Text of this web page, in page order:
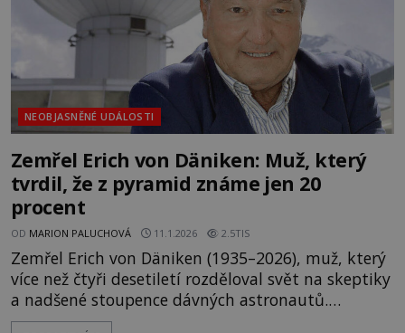
NEOBJASNĚNÉ UDÁLOSTI
Zemřel Erich von Däniken: Muž, který
tvrdil, že z pyramid známe jen 20
procent
OD MARION PALUCHOVÁ 11.1.2026 2.5TIS
Zemřel Erich von Däniken (1935–2026), muž, který
více než čtyři desetiletí rozděloval svět na skeptiky
a nadšené stoupence dávných astronautů.
Švýcarský záhadolog proslul teorií, že vývoj lidské